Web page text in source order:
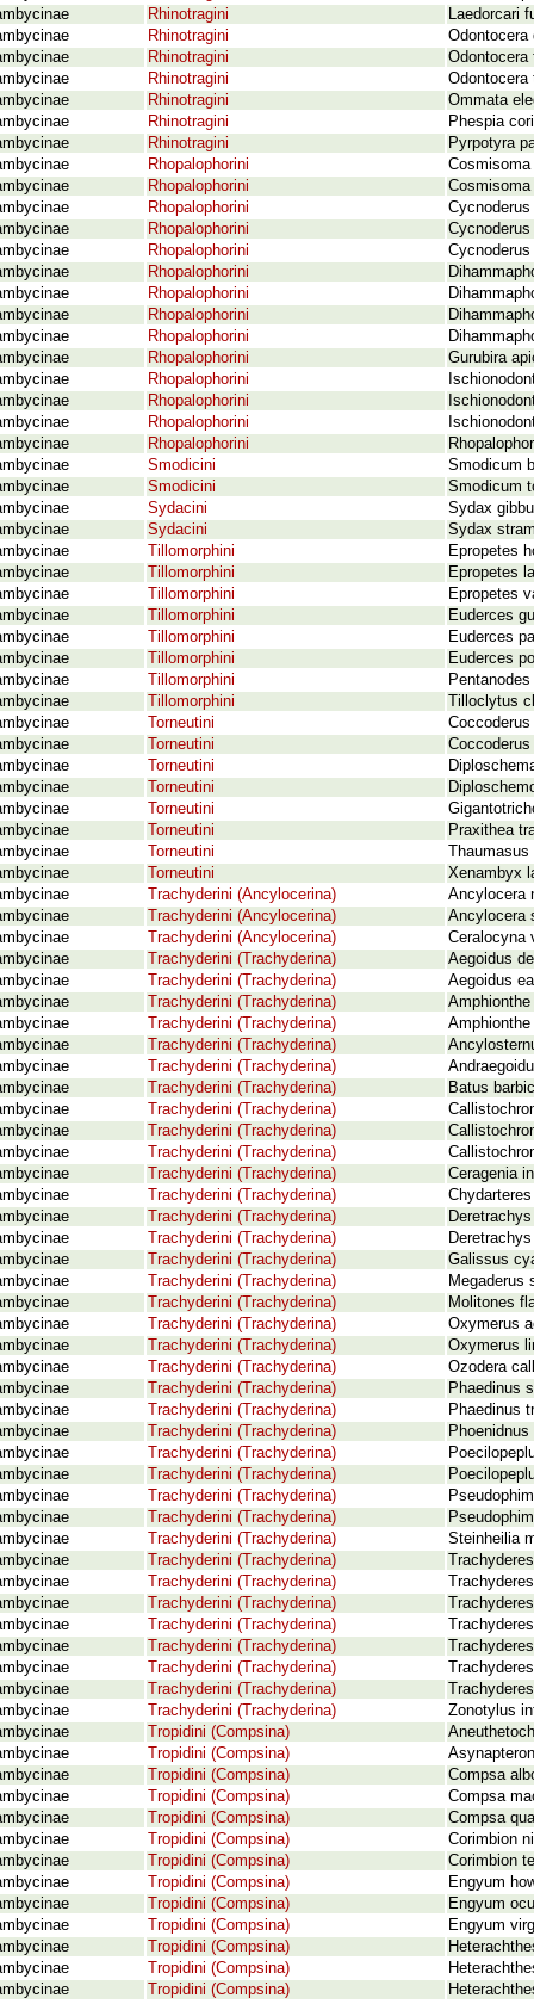
Rhinotragini
Laedorcari
Rhinotragini
Odontocera
Rhinotragini
Odontocera
Rhinotragini
Odontocera
Rhinotragini
Ommata
Rhinotragini
Phespia
Rhinotragini
Pyrpotyra
Rhopalophorini
Cosmisoma
Rhopalophorini
Rhopalophorini
Rhopalophorini
Rhopalophorini
Rhopalophorini
Rhopalophorini
Rhopalophorini
Rhopalophorini
Rhopalophorini
Gurubira
Rhopalophorini
Rhopalophorini
Rhopalophorini
Rhopalophorini
Smodicini
Smodicum
Smodicini
Smodicum
Sydacini
Sydax
Sydacini
Sydax
Tillomorphini
Epropetes
Tillomorphini
Epropetes
Tillomorphini
Epropetes
Tillomorphini
Euderces
Tillomorphini
Euderces
Tillomorphini
Euderces
Tillomorphini
Tillomorphini
Tilloclytus
Torneutini
Torneutini
Torneutini
Torneutini
Torneutini
Torneutini
Praxithea
Torneutini
Torneutini
Xenambyx
Trachyderini (Ancylocerina)
Ancylocera
Trachyderini (Ancylocerina)
Ancylocera
Trachyderini (Ancylocerina)
Ceralocyna
Trachyderini (Trachyderina)
Aegoidus
Trachyderini (Trachyderina)
Aegoidus
Trachyderini (Trachyderina)
Trachyderini (Trachyderina)
Trachyderini (Trachyderina)
Trachyderini (Trachyderina)
Trachyderini (Trachyderina)
Batus
Trachyderini (Trachyderina)
Trachyderini (Trachyderina)
Trachyderini (Trachyderina)
Trachyderini (Trachyderina)
Ceragenia
Trachyderini (Trachyderina)
Trachyderini (Trachyderina)
Trachyderini (Trachyderina)
Trachyderini (Trachyderina)
Galissus
Trachyderini (Trachyderina)
Megaderus
Trachyderini (Trachyderina)
Molitones
Trachyderini (Trachyderina)
Oxymerus
Trachyderini (Trachyderina)
Oxymerus
Trachyderini (Trachyderina)
Ozodera
Trachyderini (Trachyderina)
Phaedinus
Trachyderini (Trachyderina)
Phaedinus
Trachyderini (Trachyderina)
Trachyderini (Trachyderina)
Trachyderini (Trachyderina)
Trachyderini (Trachyderina)
Trachyderini (Trachyderina)
Trachyderini (Trachyderina)
Steinheilia
Trachyderini (Trachyderina)
Trachyderini (Trachyderina)
Trachyderini (Trachyderina)
Trachyderini (Trachyderina)
Trachyderini (Trachyderina)
Trachyderini (Trachyderina)
Trachyderini (Trachyderina)
Trachyderini (Trachyderina)
Zonotylus
Tropidini (Compsina)
Tropidini (Compsina)
Tropidini (Compsina)
Compsa
Tropidini (Compsina)
Compsa
Tropidini (Compsina)
Compsa
Tropidini (Compsina)
Corimbion
Tropidini (Compsina)
Corimbion
Tropidini (Compsina)
Engyum
Tropidini (Compsina)
Engyum
Tropidini (Compsina)
Engyum
Tropidini (Compsina)
Tropidini (Compsina)
Tropidini (Compsina)